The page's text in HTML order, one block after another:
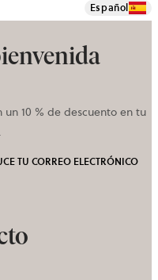
Español
10 % de descuento en tu
TU CORREO ELECTRÓNICO